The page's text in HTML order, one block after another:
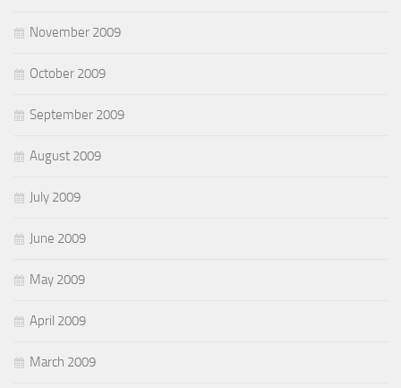
November 2009
October 2009
September 2009
August 2009
July 2009
June 2009
May 2009
April 2009
March 2009